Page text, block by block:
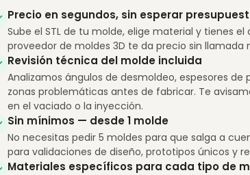
Precio en segundos, sin esperar
Sube el STL de tu molde, elige material y tienes
proveedor de moldes 3D te da precio sin llamada
Revisión técnica del molde incluida
Analizamos ángulos de desmoldeo, espesores
zonas problemáticas antes de fabricar. Te
en el vaciado o la inyección.
Sin mínimos — desde 1 molde
No necesitas pedir 5 moldes para que salga a
para validaciones de diseño, prototipos únicos y
Materiales específicos para cada tipo de